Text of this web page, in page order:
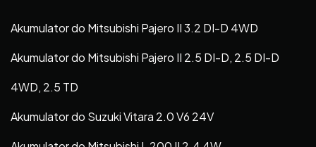
Akumulator do Mitsubishi Pajero II 3.2 DI-D 4WD
Akumulator do Mitsubishi Pajero II 2.5 DI-D, 2.5 DI-D
4WD, 2.5 TD
Akumulator do Suzuki Vitara 2.0 V6 24V